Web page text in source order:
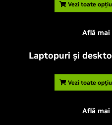
Vezi toate
Află mai
Laptopuri și
Vezi toate
Află mai